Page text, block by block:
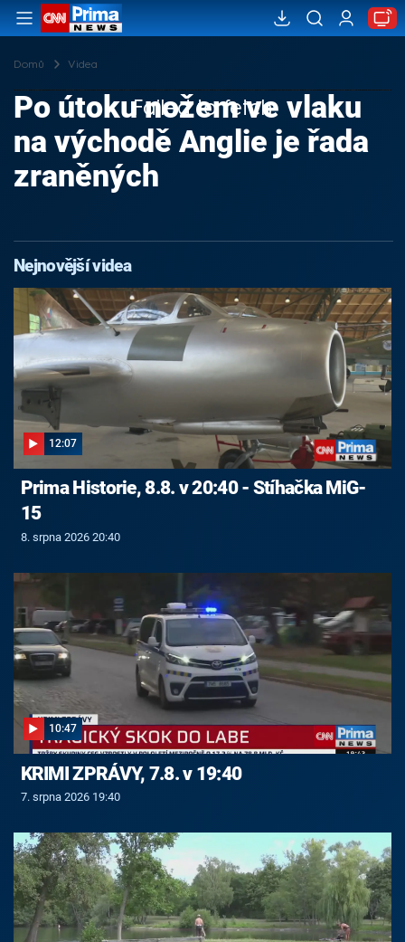
Domů Videa
Failed to fetch
Po útoku nožem ve vlaku
na východě Anglie je řada
zraněných
Nejnovější videa
12:07
Prima Historie, 8.8. v 20:40 - Stíhačka MiG-
15
8. srpna 2026 20:40
10:47
KRIMI ZPRÁVY, 7.8. v 19:40
7. srpna 2026 19:40